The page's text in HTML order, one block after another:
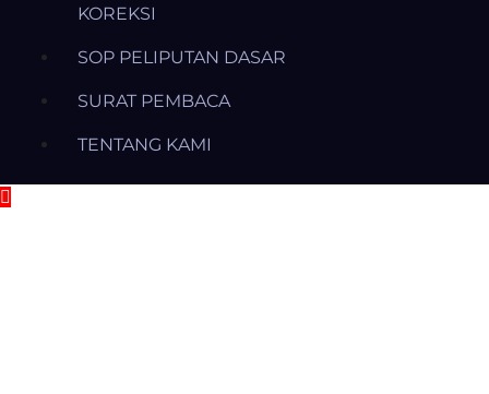
KOREKSI
SOP PELIPUTAN DASAR
SURAT PEMBACA
TENTANG KAMI